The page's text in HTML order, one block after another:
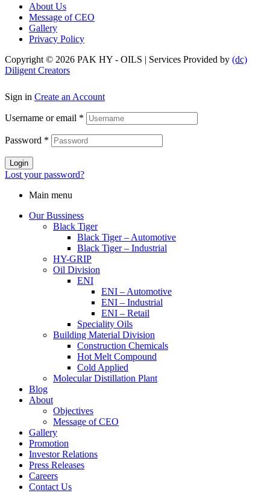
Menu
About Us
Message of CEO
Gallery
Privacy Policy
Copyright © 2026 PAK HY - OILS | Services Provided by (dc)
Diligent Creators
Sign in Create an Account
Username or email *
Password *
Login
Lost your password?
Main menu
Our Bussiness
Black Tiger
Black Tiger – Automotive
Black Tiger – Industrial
HY-GRIP
Oil Division
ENI
ENI – Automotive
ENI – Industrial
ENI – Retail
Speciality Oils
Building Material Division
Construction Chemicals
Hot Melt Compound
Cold Applied
Molecular Distillation Plant
Blog
About
Objectives
Message of CEO
Gallery
Promotion
Investor Relations
Press Releases
Careers
Contact Us